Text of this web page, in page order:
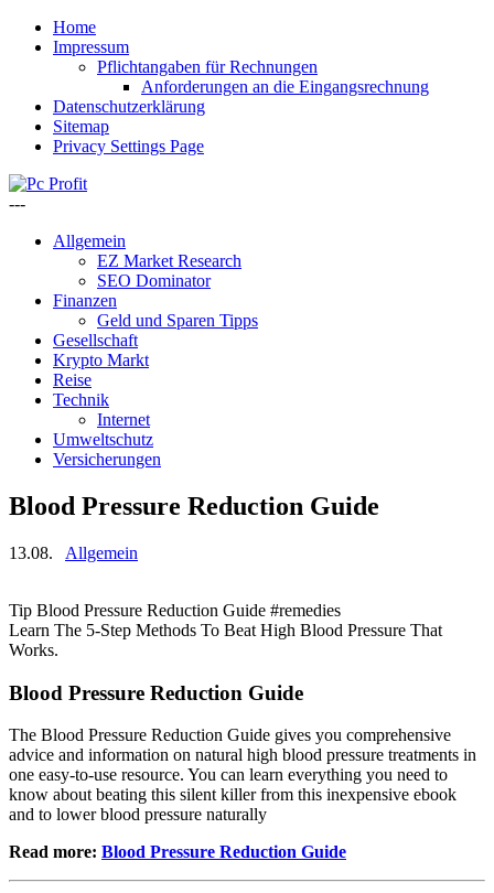
Home
Impressum
Pflichtangaben für Rechnungen
Anforderungen an die Eingangsrechnung
Datenschutzerklärung
Sitemap
Privacy Settings Page
---
Allgemein
EZ Market Research
SEO Dominator
Finanzen
Geld und Sparen Tipps
Gesellschaft
Krypto Markt
Reise
Technik
Internet
Umweltschutz
Versicherungen
Blood Pressure Reduction Guide
13.08. Allgemein
Tip Blood Pressure Reduction Guide #remedies
Learn The 5-Step Methods To Beat High Blood Pressure That
Works.
Blood Pressure Reduction Guide
The Blood Pressure Reduction Guide gives you comprehensive
advice and information on natural high blood pressure treatments in
one easy-to-use resource. You can learn everything you need to
know about beating this silent killer from this inexpensive ebook
and to lower blood pressure naturally
Read more: Blood Pressure Reduction Guide